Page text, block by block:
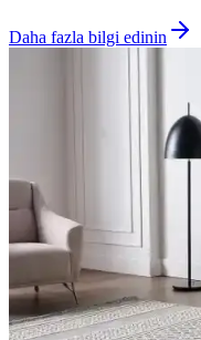
Daha fazla bilgi edinin